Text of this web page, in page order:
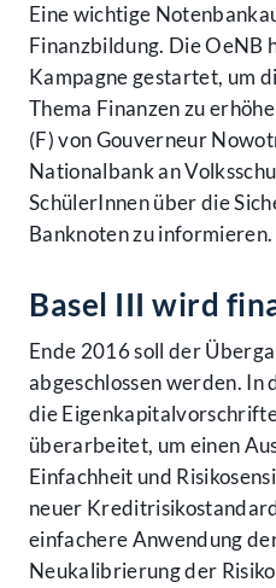
Eine wichtige
Finanzbildung. Die OeNB
Kampagne gestartet, um
Thema Finanzen zu
(F) von Gouverneur
Nationalbank an
SchülerInnen über die
Banknoten zu informieren.
Basel III wird
Ende 2016 soll der
abgeschlossen werden. In
die
überarbeitet, um einen
Einfachheit und
neuer
einfachere Anwendung
Neukalibrierung der